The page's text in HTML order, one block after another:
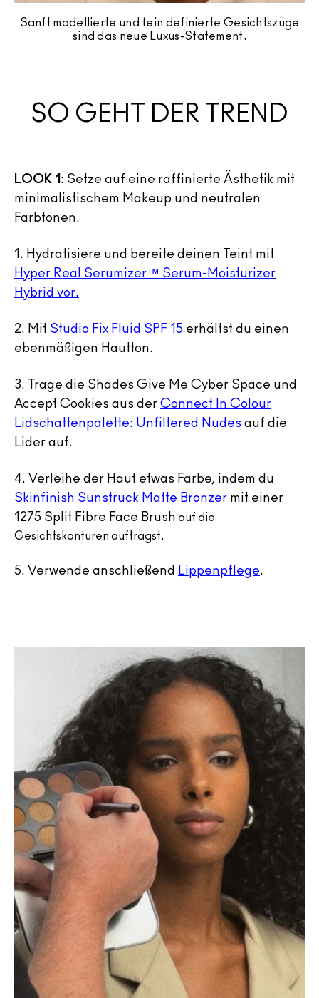
Sanft modellierte und fein definierte Gesichtszüge
sind das neue Luxus-Statement.
SO GEHT DER TREND
LOOK 1 : Setze auf eine raffinierte Ästhetik mit
minimalistischem Makeup und neutralen
Farbtönen.
1. Hydratisiere und bereite deinen Teint mit
Hyper Real Serumizer™ Serum-Moisturizer
Hybrid vor.
2. Mit Studio Fix Fluid SPF 15 erhältst du einen
ebenmäßigen Hautton.
3.
Trage die Shades Give Me Cyber Space und
Accept Cookies aus der Connect In Colour
Lidschattenpalette: Unfiltered Nudes auf die
Lider auf.
4. Verleihe der Haut etwas Farbe, indem du
Skinfinish Sunstruck Matte Bronzer mit einer
1275 Split Fibre Face Brush auf die
Gesichtskonturen aufträgst.
5. Verwende anschließend Lippenpflege.